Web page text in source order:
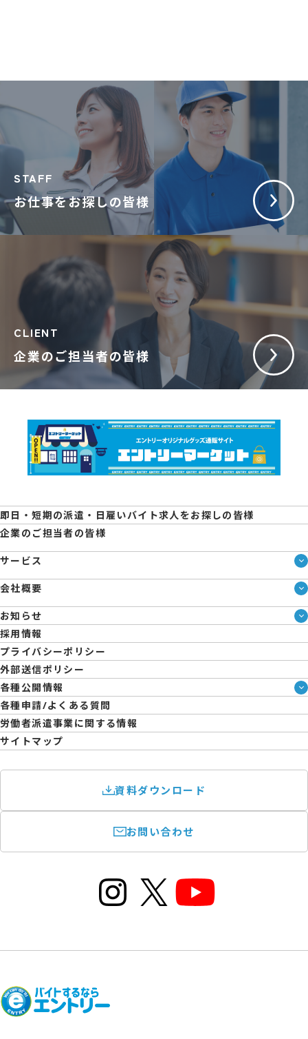
お仕事をお探しの皆様
STAFF
企業のご担当者の皆様
CLIENT
即日・短期の派遣・日雇いバイト求人をお探しの皆様
企業のご担当者の皆様
サービス
サービス一覧
即日・単発のバイト探しは「スマジョブ」
エントリーマーケット
会社概要
会社概要
メディア情報
人材派遣について
コーポレートガバナンス
拠点一覧
日雇派遣の原則禁止について
エントリーのサポートについて
お知らせ
ブログ
企業様向けお役立ちブログ
採用情報
プライバシーポリシー
外部送信ポリシー
各種公開情報
ハラスメント防止・対策方針
育児休業取得率および職場復帰率報告書
各種申請/よくある質問
労働者派遣事業に関する情報
サイトマップ
資料ダウンロード
お問い合わせ